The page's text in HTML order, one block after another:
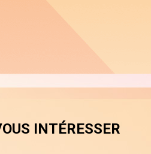
INTÉRESSER